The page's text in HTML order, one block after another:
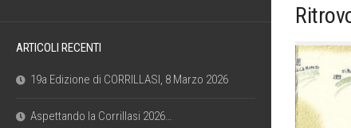
ARTICOLI RECENTI
19a Edizione di CORRILLASI, 8 Marzo 2026
Aspettando la Corrillasi 2026…